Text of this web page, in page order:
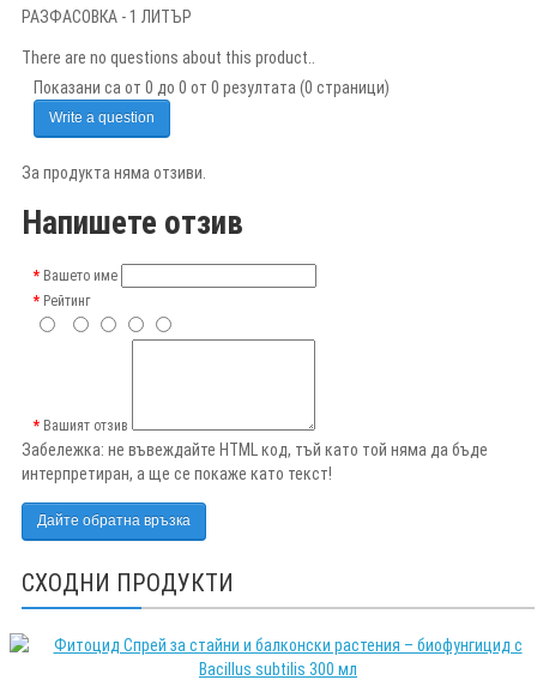
РАЗФАСОВКА - 1 ЛИТЪР
There are no questions about this product..
Показани са от 0 до 0 от 0 резултата (0 страници)
Write a question
За продукта няма отзиви.
Напишете отзив
Вашето име
Рейтинг
Вашият отзив
Забележка: не въвеждайте HTML код, тъй като той няма да бъде
интерпретиран, а ще се покаже като текст!
Дайте обратна връзка
СХОДНИ ПРОДУКТИ